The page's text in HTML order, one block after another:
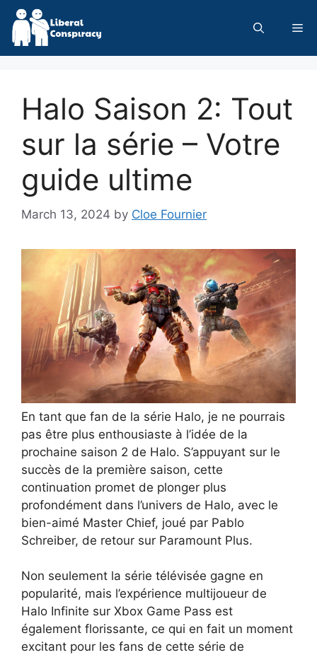
Skip
content
Halo Saison 2: Tout
sur la série – Votre
guide ultime
March 13, 2024 by Cloe Fournier
En tant que fan de la série Halo, je ne pourrais
pas être plus enthousiaste à l’idée de la
prochaine saison 2 de Halo. S’appuyant sur le
succès de la première saison, cette
continuation promet de plonger plus
profondément dans l’univers de Halo, avec le
bien-aimé Master Chief, joué par Pablo
Schreiber, de retour sur Paramount Plus.
Non seulement la série télévisée gagne en
popularité, mais l’expérience multijoueur de
Halo Infinite sur Xbox Game Pass est
également florissante, ce qui en fait un moment
excitant pour les fans de cette série de